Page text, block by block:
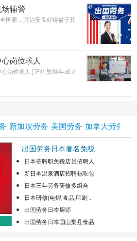
场辅警
国家，其治安良好得益于其
岗位求人
岗位求人 [正社员/86年成立
新加坡劳务 美国劳务 加拿大劳务
出国劳务日本著名免税
日本招聘职免税店员招聘人
新日本温泉酒店招聘包吃包
日本三年劳务研修多组合
日本研修(电焊,食品,印刷，
出国劳务日本厨师
出国劳务日本国山梨县食品